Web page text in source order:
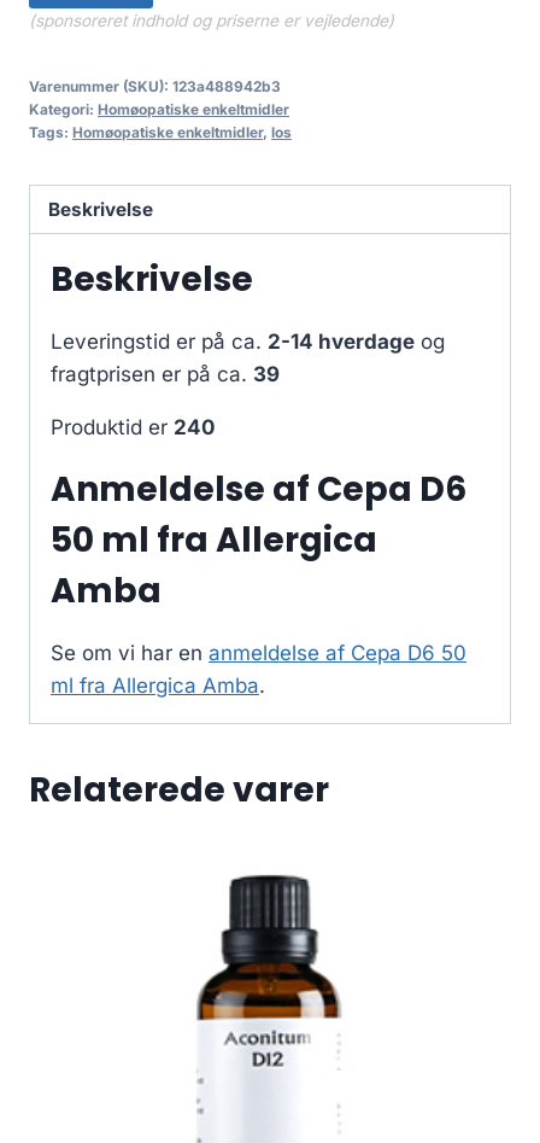
(sponsoreret indhold og priserne er vejledende)
Varenummer (SKU): 123a488942b3
Kategori: Homøopatiske enkeltmidler
Tags: Homøopatiske enkeltmidler, los
Beskrivelse
Beskrivelse
Leveringstid er på ca. 2-14 hverdage og
fragtprisen er på ca. 39
Produktid er 240
Anmeldelse af Cepa D6
50 ml fra Allergica
Amba
Se om vi har en anmeldelse af Cepa D6 50
ml fra Allergica Amba.
Relaterede varer